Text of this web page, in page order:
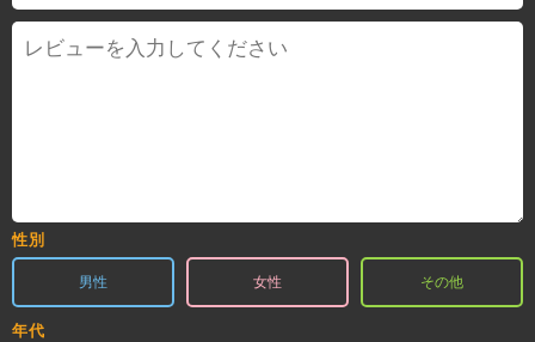
性別
男性 女性 その他
年代